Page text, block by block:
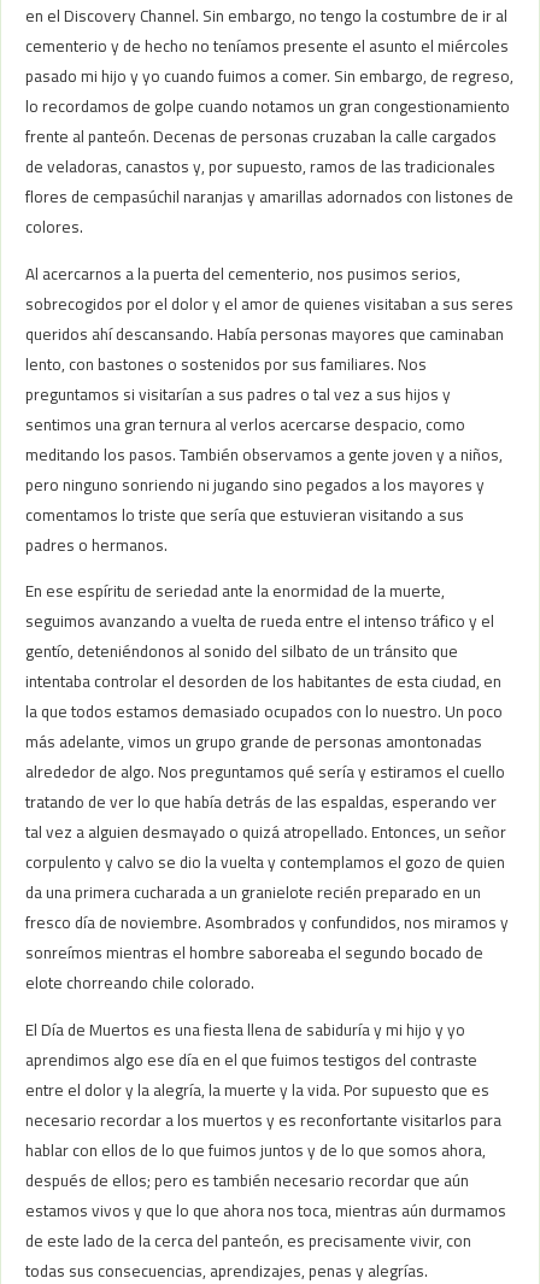
en el Discovery Channel. Sin embargo, no tengo la costumbre de ir al
cementerio y de hecho no teníamos presente el asunto el miércoles
pasado mi hijo y yo cuando fuimos a comer. Sin embargo, de regreso,
lo recordamos de golpe cuando notamos un gran congestionamiento
frente al panteón. Decenas de personas cruzaban la calle cargados
de veladoras, canastos y, por supuesto, ramos de las tradicionales
flores de cempasúchil naranjas y amarillas adornados con listones de
colores.
Al acercarnos a la puerta del cementerio, nos pusimos serios,
sobrecogidos por el dolor y el amor de quienes visitaban a sus seres
queridos ahí descansando. Había personas mayores que caminaban
lento, con bastones o sostenidos por sus familiares. Nos
preguntamos si visitarían a sus padres o tal vez a sus hijos y
sentimos una gran ternura al verlos acercarse despacio, como
meditando los pasos. También observamos a gente joven y a niños,
pero ninguno sonriendo ni jugando sino pegados a los mayores y
comentamos lo triste que sería que estuvieran visitando a sus
padres o hermanos.
En ese espíritu de seriedad ante la enormidad de la muerte,
seguimos avanzando a vuelta de rueda entre el intenso tráfico y el
gentío, deteniéndonos al sonido del silbato de un tránsito que
intentaba controlar el desorden de los habitantes de esta ciudad, en
la que todos estamos demasiado ocupados con lo nuestro. Un poco
más adelante, vimos un grupo grande de personas amontonadas
alrededor de algo. Nos preguntamos qué sería y estiramos el cuello
tratando de ver lo que había detrás de las espaldas, esperando ver
tal vez a alguien desmayado o quizá atropellado. Entonces, un señor
corpulento y calvo se dio la vuelta y contemplamos el gozo de quien
da una primera cucharada a un granielote recién preparado en un
fresco día de noviembre. Asombrados y confundidos, nos miramos y
sonreímos mientras el hombre saboreaba el segundo bocado de
elote chorreando chile colorado.
El Día de Muertos es una fiesta llena de sabiduría y mi hijo y yo
aprendimos algo ese día en el que fuimos testigos del contraste
entre el dolor y la alegría, la muerte y la vida. Por supuesto que es
necesario recordar a los muertos y es reconfortante visitarlos para
hablar con ellos de lo que fuimos juntos y de lo que somos ahora,
después de ellos; pero es también necesario recordar que aún
estamos vivos y que lo que ahora nos toca, mientras aún durmamos
de este lado de la cerca del panteón, es precisamente vivir, con
todas sus consecuencias, aprendizajes, penas y alegrías.